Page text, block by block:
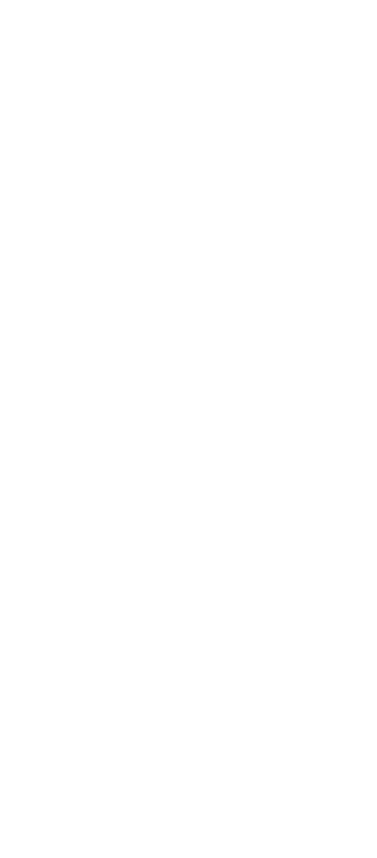
a favoritos
a favoritos
a favoritos